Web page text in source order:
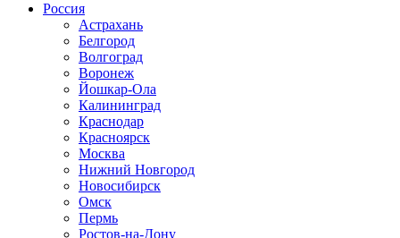
Россия
Астрахань
Белгород
Волгоград
Воронеж
Йошкар-Ола
Калининград
Краснодар
Красноярск
Москва
Нижний Новгород
Новосибирск
Омск
Пермь
Ростов-на-Дону